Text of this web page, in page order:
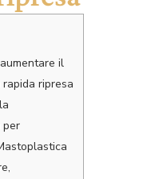
il
ripresa
per